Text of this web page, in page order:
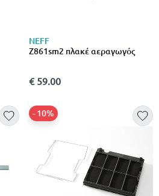
NEFF
Z861sm2 πλακέ αεραγωγός
€ 59.00
- 10%